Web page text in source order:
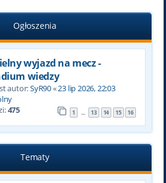
Ogłoszenia
wyjazd na mecz -
wiedzy
autor:SyR90«23 lip 2026, 22:03
475 1 … 13 14 15 16
Tematy